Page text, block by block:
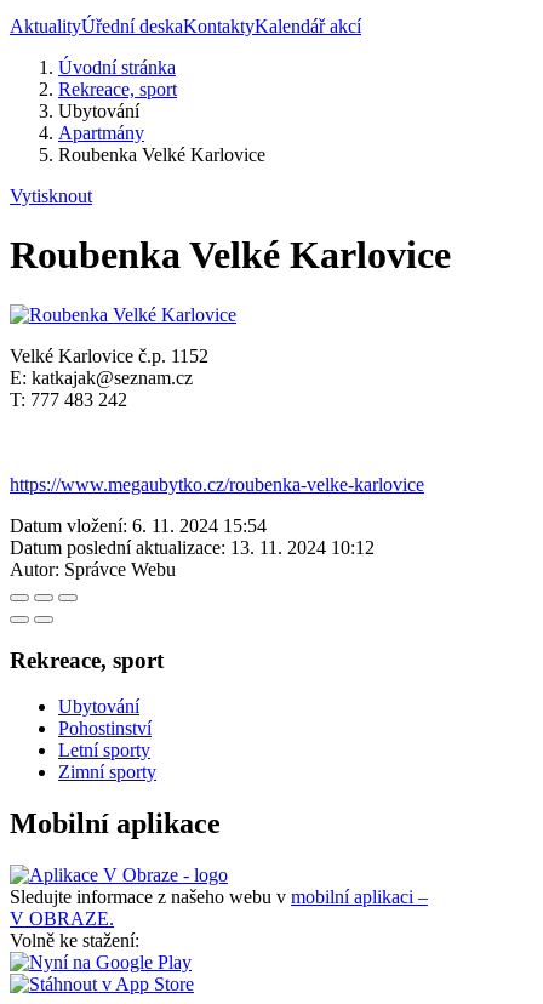
AktualityÚřední deskaKontaktyKalendář akcí
Úvodní stránka
Rekreace, sport
Ubytování
Apartmány
Roubenka Velké Karlovice
Vytisknout
Roubenka Velké Karlovice
Velké Karlovice č.p. 1152
E: katkajak@seznam.cz
T: 777 483 242
https://www.megaubytko.cz/roubenka-velke-karlovice
Datum vložení: 6. 11. 2024 15:54
Datum poslední aktualizace: 13. 11. 2024 10:12
Autor: Správce Webu
Rekreace, sport
Ubytování
Pohostinství
Letní sporty
Zimní sporty
Mobilní aplikace
Sledujte informace z našeho webu v mobilní aplikaci –
V OBRAZE.
Volně ke stažení: